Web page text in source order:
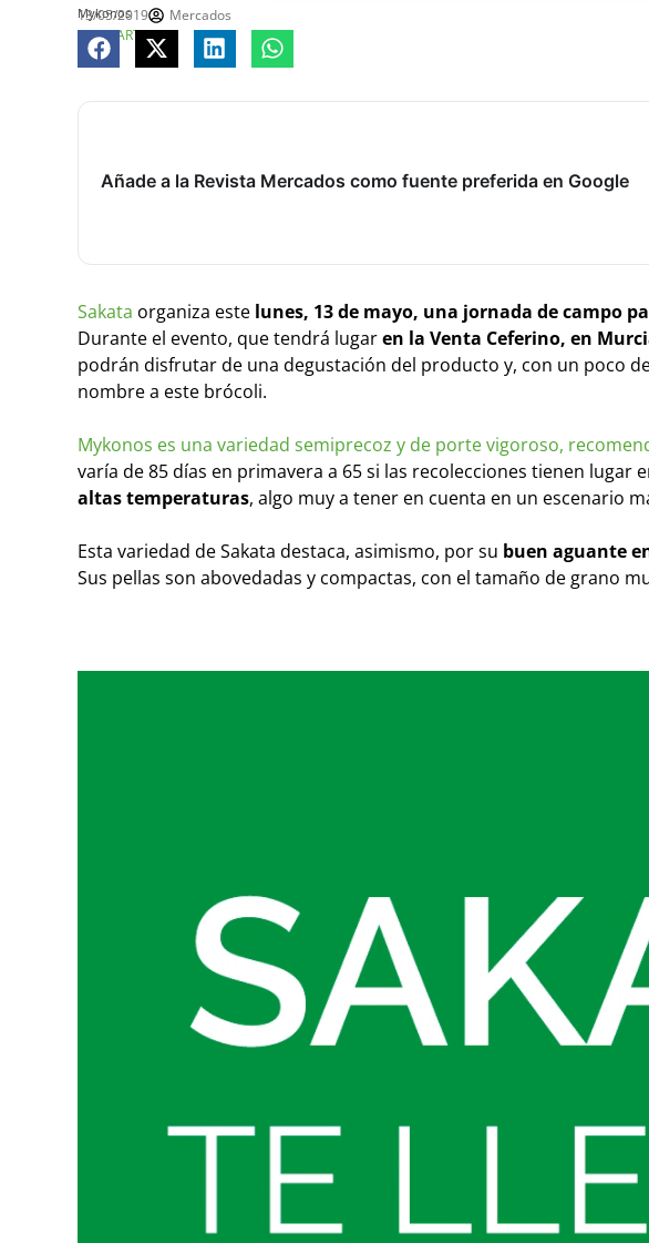
Mykonos
13/05/2019
Mercados
COMPARTE
Añade a la Revista Mercados como fuente preferida en Google
Sakata organiza este lunes, 13 de mayo, una jornada de campo
Durante el evento, que tendrá lugaren la Venta Ceferino, en
podrán disfrutar de una degustación del producto y, con un poco
nombre a este brócoli.
Mykonos es una variedad semiprecoz y de porte vigoroso,
varía de 85 días en primavera a 65 si las recolecciones tienen lugar
altas temperaturas, algo muy a tener en cuenta en un escenario
Esta variedad de Sakata destaca, asimismo, por su buen aguante
Sus pellas son abovedadas y compactas, con el tamaño de grano